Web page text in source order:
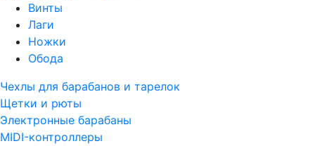
Винты
Лаги
Ножки
Обода
Чехлы для барабанов и тарелок
Щетки и рюты
Электронные барабаны
MIDI-контроллеры